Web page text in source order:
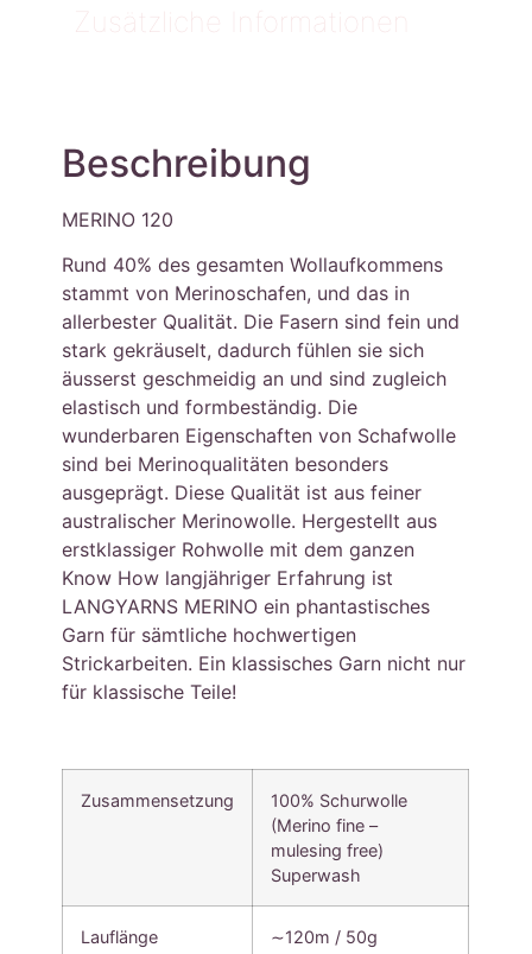
Zusätzliche Informationen
Beschreibung
MERINO 120
Rund 40% des gesamten Wollaufkommens
stammt von Merinoschafen, und das in
allerbester Qualität. Die Fasern sind fein und
stark gekräuselt, dadurch fühlen sie sich
äusserst geschmeidig an und sind zugleich
elastisch und formbeständig. Die
wunderbaren Eigenschaften von Schafwolle
sind bei Merinoqualitäten besonders
ausgeprägt. Diese Qualität ist aus feiner
australischer Merinowolle. Hergestellt aus
erstklassiger Rohwolle mit dem ganzen
Know How langjähriger Erfahrung ist
LANGYARNS MERINO ein phantastisches
Garn für sämtliche hochwertigen
Strickarbeiten. Ein klassisches Garn nicht nur
für klassische Teile!
Zusammensetzung
100% Schurwolle
(Merino fine –
mulesing free)
Superwash
Lauflänge ∼120m / 50g